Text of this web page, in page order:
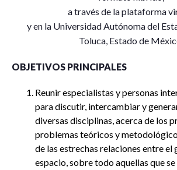
a través de la plataforma
y en la Universidad Autónoma del
Toluca, Estado de
OBJETIVOS PRINCIPALES
Reunir especialistas y personas
para discutir, intercambiar y
diversas disciplinas, acerca de los
problemas teóricos y
de las estrechas relaciones entre el
espacio, sobre todo aquellas que